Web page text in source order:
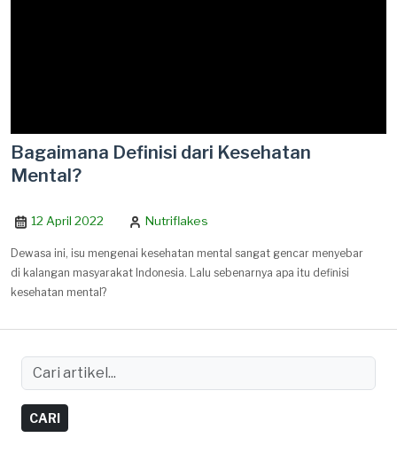
Bagaimana Definisi dari Kesehatan
Mental?
12 April 2022 Nutriflakes
Dewasa ini, isu mengenai kesehatan mental sangat gencar menyebar
di kalangan masyarakat Indonesia. Lalu sebenarnya apa itu definisi
kesehatan mental?
CARI